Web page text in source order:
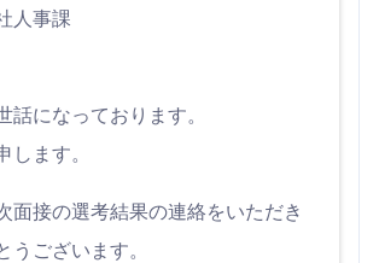
人事課
話になっております。
します。
面接の選考結果の連絡をいただき
うございます。